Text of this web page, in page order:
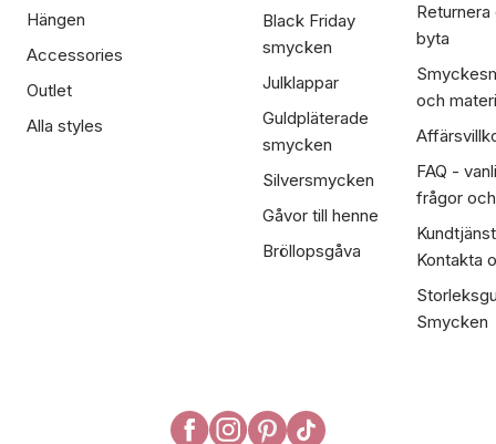
Hängen
Accessories
Outlet
Alla styles
Black Friday
smycken
Julklappar
Guldpläterade
smycken
Silversmycken
Gåvor till henne
Bröllopsgåva
Returnera
byta
och
FAQ -
frågor
Kontakta
Smycken